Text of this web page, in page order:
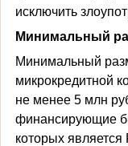
исключить
Минимальный
Минимальный
микрокредитной
не менее 5 млн
финансирующие
которых